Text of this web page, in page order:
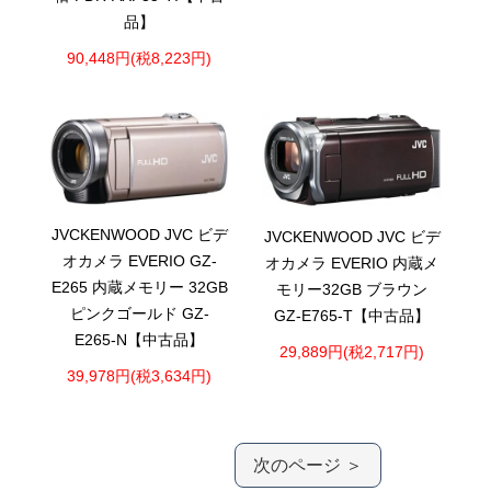
品】
90,448円(税8,223円)
JVCKENWOOD JVC ビデ
オカメラ EVERIO GZ-
E265 内蔵メモリー 32GB
ピンクゴールド GZ-
E265-N【中古品】
39,978円(税3,634円)
JVCKENWOOD JVC ビデ
オカメラ EVERIO 内蔵メ
モリー32GB ブラウン
GZ-E765-T【中古品】
29,889円(税2,717円)
次のページ ＞